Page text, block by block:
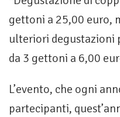
gettoni a 25,00 euro,
ulteriori degustazioni
da 3 gettoni a 6,00
L’evento, che ogni
partecipanti,